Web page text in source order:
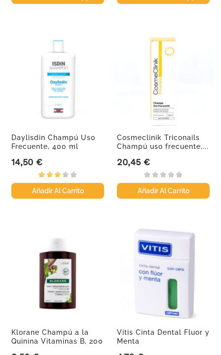
Daylisdin Champú Uso
Frecuente, 400 ml
Precio
14,50 €
Añadir Al Carrito
Cosmeclinik Triconails
Champú uso frecuente,...
Precio
20,45 €
Añadir Al Carrito
Klorane Champú a la
Quinina Vitaminas B, 200
Vitis Cinta Dental Fluor y
Menta